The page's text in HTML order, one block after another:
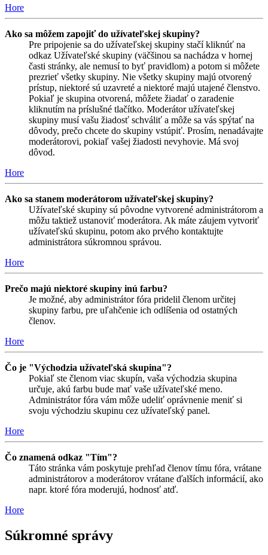
Hore
Ako sa môžem zapojiť do užívateľskej skupiny?
Pre pripojenie sa do užívateľskej skupiny stačí kliknúť na
odkaz Užívateľské skupiny (väčšinou sa nachádza v hornej
časti stránky, ale nemusí to byť pravidlom) a potom si môžete
prezrieť všetky skupiny. Nie všetky skupiny majú otvorený
prístup, niektoré sú uzavreté a niektoré majú utajené členstvo.
Pokiaľ je skupina otvorená, môžete žiadať o zaradenie
kliknutím na príslušné tlačítko. Moderátor užívateľskej
skupiny musí vašu žiadosť schváliť a môže sa vás spýtať na
dôvody, prečo chcete do skupiny vstúpiť. Prosím, nenadávajte
moderátorovi, pokiaľ vašej žiadosti nevyhovie. Má svoj
dôvod.
Hore
Ako sa stanem moderátorom užívateľskej skupiny?
Užívateľské skupiny sú pôvodne vytvorené administrátorom a
môžu taktiež ustanoviť moderátora. Ak máte záujem vytvoriť
užívateľskú skupinu, potom ako prvého kontaktujte
administrátora súkromnou správou.
Hore
Prečo majú niektoré skupiny inú farbu?
Je možné, aby administrátor fóra pridelil členom určitej
skupiny farbu, pre uľahčenie ich odlíšenia od ostatných
členov.
Hore
Čo je "Východzia užívateľská skupina"?
Pokiaľ ste členom viac skupín, vaša východzia skupina
určuje, akú farbu bude mať vaše užívateľské meno.
Administrátor fóra vám môže udeliť oprávnenie meniť si
svoju východziu skupinu cez užívateľský panel.
Hore
Čo znamená odkaz "Tím"?
Táto stránka vám poskytuje prehľad členov tímu fóra, vrátane
administrátorov a moderátorov vrátane ďalších informácií, ako
napr. ktoré fóra moderujú, hodnosť atď.
Hore
Súkromné správy